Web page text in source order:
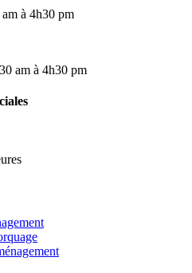
à 4h30 pm
am à 4h30 pm